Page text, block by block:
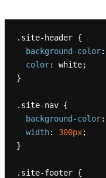
.site-header {
background-color:
color: white;
}
.site-nav {
background-color:
width: 300px;
}
.site-footer {